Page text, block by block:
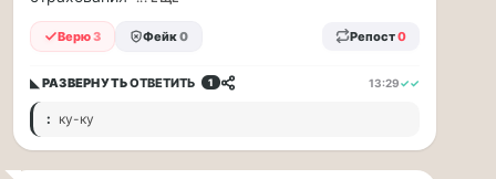
ча...
Терапевт
ВСК
совет
дачникам:
Верю3 Фейк0 Репост0
◣ РАЗВЕРНУТЬОТВЕТИТЬ 1 13:29✓✓
: ку-ку